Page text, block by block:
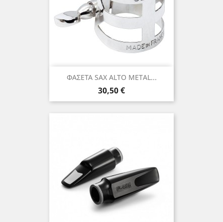
ΦΑΣΕΤΑ SAX ALTO METAL...
Τιμή
30,50 €